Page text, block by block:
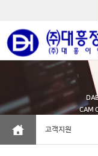
CAM
고객지원